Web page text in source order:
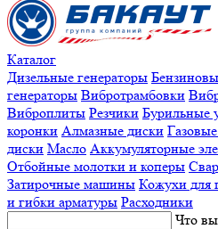
Каталог
Дизельные генераторы
генераторы Вибротрамбовки
Виброплиты Резчики Бурильные
коронки Алмазные диски
диски Масло Аккумуляторные
Отбойные молотки и коперы
Затирочные машины Кожухи для
и гибки арматуры Расходники
Что